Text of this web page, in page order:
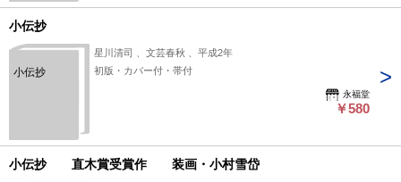
小伝抄
小伝抄
星川清司 、文芸春秋 、平成2年
初版・カバー付・帯付
永福堂
￥580
小伝抄 直木賞受賞作 装画・小村雪岱